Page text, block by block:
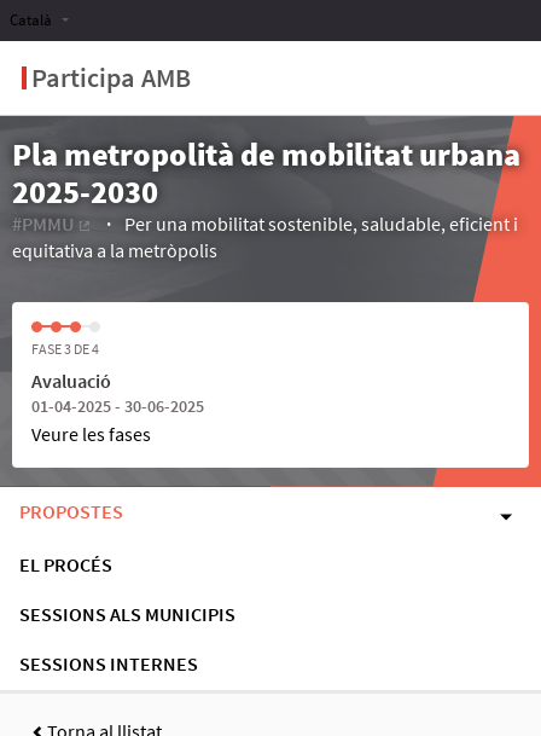
Participa AMB
Català
Pla metropolità de mobilitat urbana
2025-2030
#PMMU
(Enllaç extern)
Per una mobilitat sostenible, saludable, eficient i
equitativa a la metròpolis
FASE 3 DE 4
Avaluació
01-04-2025 - 30-06-2025
Veure les fases
PROPOSTES
EL PROCÉS
SESSIONS ALS MUNICIPIS
SESSIONS INTERNES
Torna al llistat